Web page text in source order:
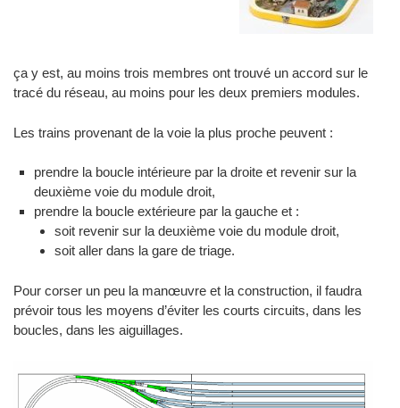
ça y est, au moins trois membres ont trouvé un accord sur le
tracé du réseau, au moins pour les deux premiers modules.
Les trains provenant de la voie la plus proche peuvent :
prendre la boucle intérieure par la droite et revenir sur la
deuxième voie du module droit,
prendre la boucle extérieure par la gauche et :
soit revenir sur la deuxième voie du module droit,
soit aller dans la gare de triage.
Pour corser un peu la manœuvre et la construction, il faudra
prévoir tous les moyens d’éviter les courts circuits, dans les
boucles, dans les aiguillages.